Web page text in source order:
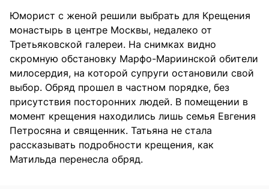
Юморист с женой решили выбрать для Крещения
монастырь в центре Москвы, недалеко от
Третьяковской галереи. На снимках видно
скромную обстановку Марфо-Мариинской обители
милосердия, на которой супруги остановили свой
выбор. Обряд прошел в частном порядке, без
присутствия посторонних людей. В помещении в
момент крещения находились лишь семья Евгения
Петросяна и священник. Татьяна не стала
рассказывать подробности крещения, как
Матильда перенесла обряд.